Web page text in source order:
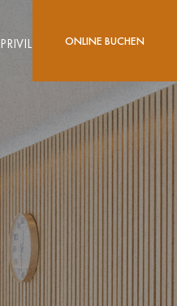
PRIVILEGE CARDONLINE BUCHEN